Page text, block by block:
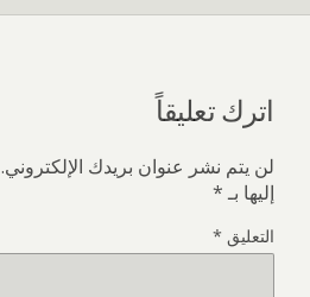
اترك تعليقاً
لن يتم نشر عنوان بريدك الإلكتروني.
إليها بـ*
التعليق *